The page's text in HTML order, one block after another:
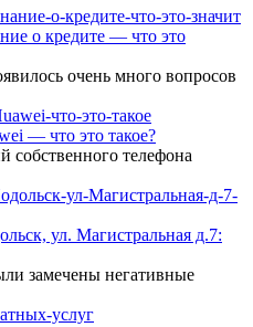
о кредите — что это
очень много вопросов
— что это такое?
собственного телефона
ул. Магистральная д.7:
замечены негативные